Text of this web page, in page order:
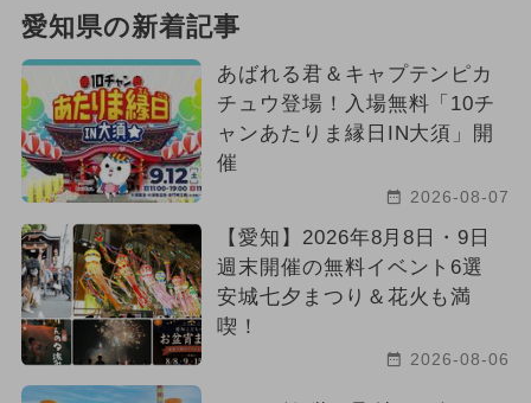
愛知県の新着記事
あばれる君＆キャプテンピカ
チュウ登場！入場無料「10チ
ャンあたりま縁日IN大須」開
催
2026-08-07
【愛知】2026年8月8日・9日
週末開催の無料イベント6選
安城七夕まつり＆花火も満
喫！
2026-08-06